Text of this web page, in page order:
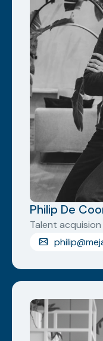
Philip De
Talent